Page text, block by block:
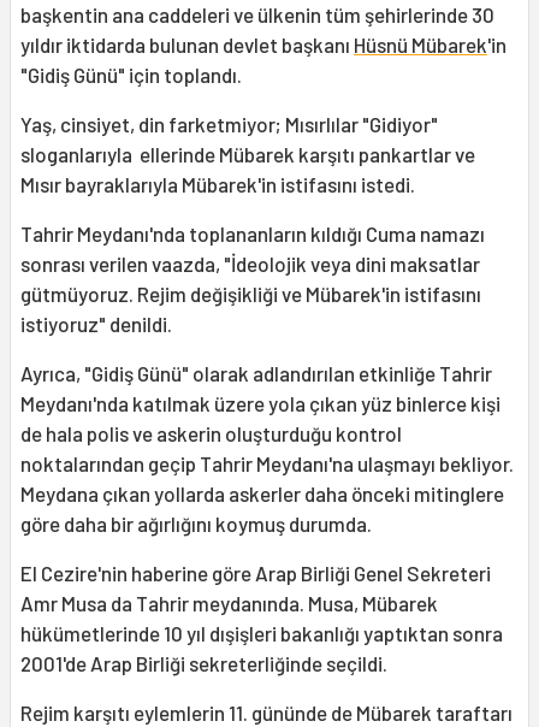
başkentin ana caddeleri ve ülkenin tüm şehirlerinde 30
yıldır iktidarda bulunan devlet başkanı Hüsnü Mübarek'in
"Gidiş Günü" için toplandı.
Yaş, cinsiyet, din farketmiyor; Mısırlılar "Gidiyor"
sloganlarıyla ellerinde Mübarek karşıtı pankartlar ve
Mısır bayraklarıyla Mübarek'in istifasını istedi.
Tahrir Meydanı'nda toplananların kıldığı Cuma namazı
sonrası verilen vaazda, "İdeolojik veya dini maksatlar
gütmüyoruz. Rejim değişikliği ve Mübarek'in istifasını
istiyoruz" denildi.
Ayrıca, "Gidiş Günü" olarak adlandırılan etkinliğe Tahrir
Meydanı'nda katılmak üzere yola çıkan yüz binlerce kişi
de hala polis ve askerin oluşturduğu kontrol
noktalarından geçip Tahrir Meydanı'na ulaşmayı bekliyor.
Meydana çıkan yollarda askerler daha önceki mitinglere
göre daha bir ağırlığını koymuş durumda.
El Cezire'nin haberine göre Arap Birliği Genel Sekreteri
Amr Musa da Tahrir meydanında. Musa, Mübarek
hükümetlerinde 10 yıl dışişleri bakanlığı yaptıktan sonra
2001'de Arap Birliği sekreterliğinde seçildi.
Rejim karşıtı eylemlerin 11. gününde de Mübarek taraftarı